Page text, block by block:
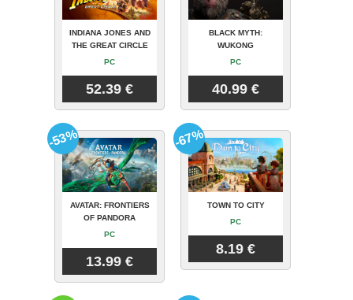
INDIANA JONES AND
THE GREAT CIRCLE
PC
52.39 €
BLACK MYTH:
WUKONG
PC
40.99 €
AVATAR: FRONTIERS
OF PANDORA
PC
13.99 €
-53%
TOWN TO CITY
PC
8.19 €
-67%